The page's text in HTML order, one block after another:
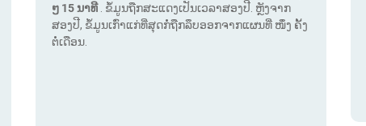
ໆ 15 ນາທີ . ຂໍ້ມູນຖືກສະແດງເປັນເວລາສອງປີ. ຫຼັງຈາກ
ສອງປີ, ຂໍ້ມູນເກົ່າແກ່ທີ່ສຸດກໍ່ຖືກລຶບອອກຈາກແຜນທີ່ ໜຶ່ງ ຄັ້ງ
ຕໍ່ເດືອນ.